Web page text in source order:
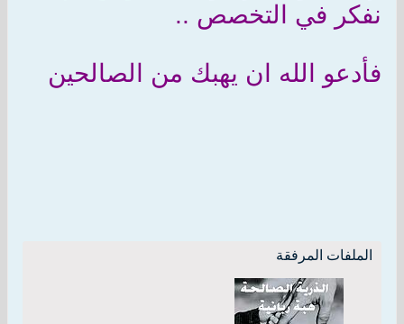
نفكر في التخصص ..
فأدعو الله ان يهبك من الصالحين
الملفات المرفقة